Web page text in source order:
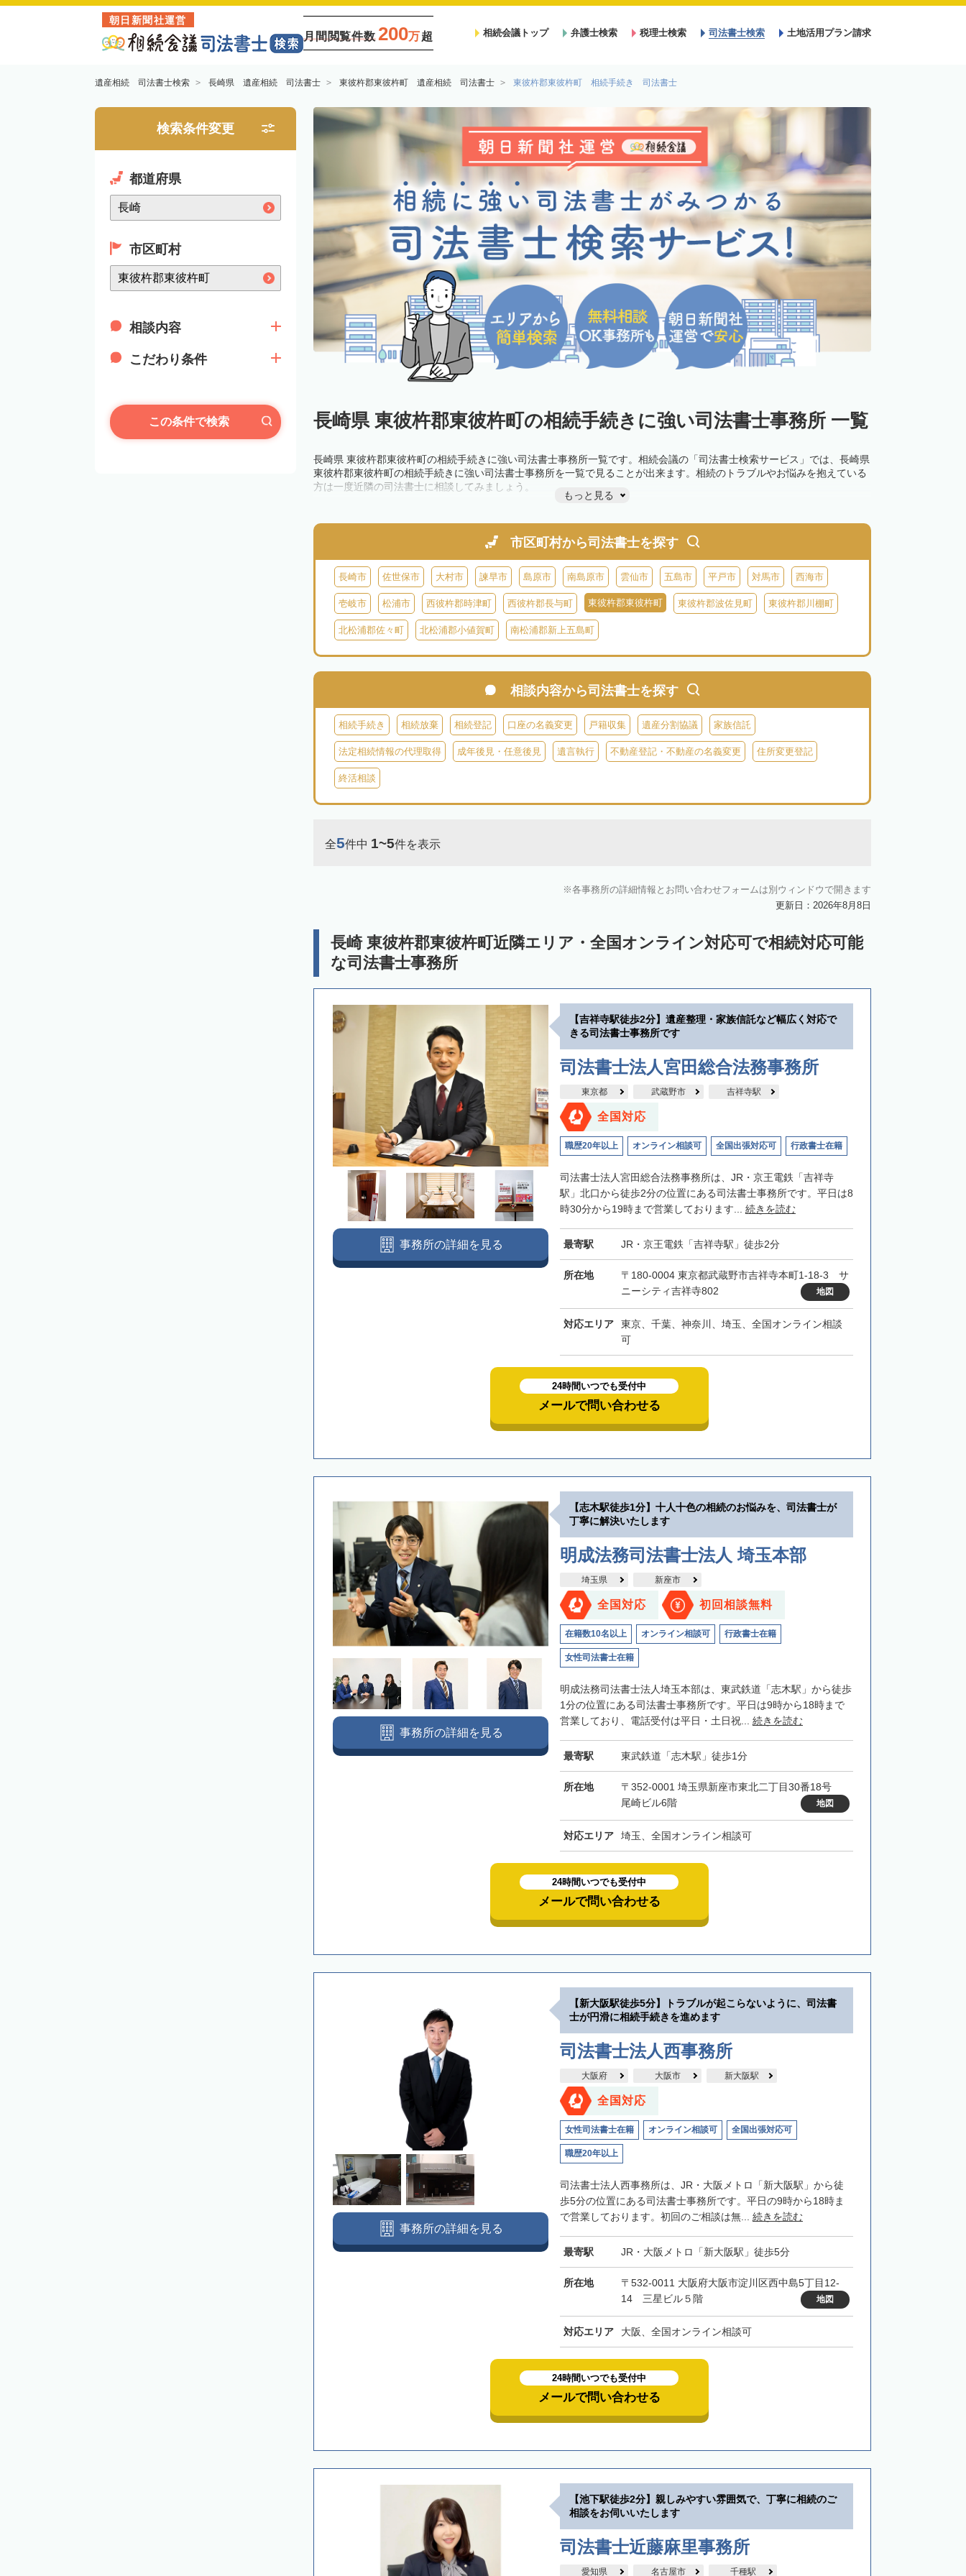
朝日新聞社運営
月間閲覧件数 200万超 相続会議トップ 弁護士検索 税理士検索 司法書士検索 土地活用プラン請求
遺産相続 司法書士検索 長崎県 遺産相続 司法書士 東彼杵郡東彼杵町 遺産相続 司法書士 東彼杵郡東彼杵町 相続手続き 司法書士
検索条件変更
都道府県
市区町村
相談内容
こだわり条件
この条件で検索 長崎県 東彼杵郡東彼杵町の相続手続きに強い司法書士事務所 一覧
長崎県 東彼杵郡東彼杵町の相続手続きに強い司法書士事務所一覧です。相続会議の「司法書士検索サービス」では、長崎県
東彼杵郡東彼杵町の相続手続きに強い司法書士事務所を一覧で見ることが出来ます。相続のトラブルやお悩みを抱えている
方は一度近隣の司法書士に相談してみましょう。
もっと見る
市区町村から司法書士を探す
長崎市 佐世保市 大村市 諫早市 島原市 南島原市 雲仙市 五島市 平戸市 対馬市 西海市
壱岐市 松浦市 西彼杵郡時津町 西彼杵郡長与町 東彼杵郡東彼杵町 東彼杵郡波佐見町 東彼杵郡川棚町
北松浦郡佐々町 北松浦郡小値賀町 南松浦郡新上五島町
相談内容から司法書士を探す
相続手続き 相続放棄 相続登記 口座の名義変更 戸籍収集 遺産分割協議 家族信託
法定相続情報の代理取得 成年後見・任意後見 遺言執行 不動産登記・不動産の名義変更 住所変更登記
終活相談
全5件中 1~5件を表示
各事務所の詳細情報とお問い合わせフォームは別ウィンドウで開きます
更新日：2026年8月8日
長崎 東彼杵郡東彼杵町近隣エリア・全国オンライン対応可で相続対応可能
な司法書士事務所
【吉祥寺駅徒歩2分】遺産整理・家族信託など幅広く対応で
きる司法書士事務所です
司法書士法人宮田総合法務事務所
東京都 武蔵野市 吉祥寺駅
全国対応
職歴20年以上 オンライン相談可 全国出張対応可 行政書士在籍
司法書士法人宮田総合法務事務所は、JR・京王電鉄「吉祥寺
駅」北口から徒歩2分の位置にある司法書士事務所です。平日は8
時30分から19時まで営業しております... 続きを読む
最寄駅 JR・京王電鉄「吉祥寺駅」徒歩2分
所在地
〒180-0004 東京都武蔵野市吉祥寺本町1-18-3 サ
ニーシティ吉祥寺802
地図
対応エリア
東京、千葉、神奈川、埼玉、全国オンライン相談
可
事務所の詳細を見る
24時間いつでも受付中
メールで問い合わせる
【志木駅徒歩1分】十人十色の相続のお悩みを、司法書士が
丁寧に解決いたします
明成法務司法書士法人 埼玉本部
埼玉県 新座市
全国対応 初回相談無料
在籍数10名以上 オンライン相談可 行政書士在籍
女性司法書士在籍
明成法務司法書士法人埼玉本部は、東武鉄道「志木駅」から徒歩
1分の位置にある司法書士事務所です。平日は9時から18時まで
営業しており、電話受付は平日・土日祝... 続きを読む
最寄駅 東武鉄道「志木駅」徒歩1分
所在地
〒352-0001 埼玉県新座市東北二丁目30番18号
尾崎ビル6階
地図
対応エリア 埼玉、全国オンライン相談可
事務所の詳細を見る
24時間いつでも受付中
メールで問い合わせる
【新大阪駅徒歩5分】トラブルが起こらないように、司法書
士が円滑に相続手続きを進めます
司法書士法人西事務所
大阪府 大阪市 新大阪駅
全国対応
女性司法書士在籍 オンライン相談可 全国出張対応可
職歴20年以上
司法書士法人西事務所は、JR・大阪メトロ「新大阪駅」から徒
歩5分の位置にある司法書士事務所です。平日の9時から18時ま
で営業しております。初回のご相談は無... 続きを読む
最寄駅 JR・大阪メトロ「新大阪駅」徒歩5分
所在地
〒532-0011 大阪府大阪市淀川区西中島5丁目12-
14 三星ビル５階
地図
対応エリア 大阪、全国オンライン相談可
事務所の詳細を見る
24時間いつでも受付中
メールで問い合わせる
【池下駅徒歩2分】親しみやすい雰囲気で、丁寧に相続のご
相談をお伺いいたします
司法書士近藤麻里事務所
愛知県 名古屋市 千種駅